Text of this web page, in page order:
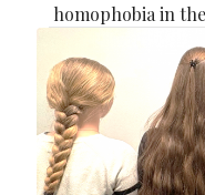
homophobia in